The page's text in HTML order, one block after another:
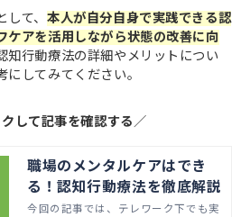
して、本人が自分自身で実践できる認
ケアを活用しながら状態の改善に向
知行動療法の詳細やメリットについ
してみてください。
して記事を確認する／
職場のメンタルケアはでき
る！認知行動療法を徹底解説
今回の記事では、テレワーク下でも実